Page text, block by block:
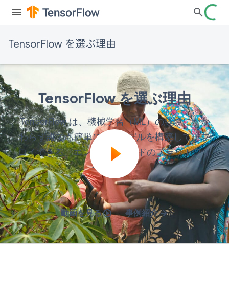
TensorFlow を選ぶ理由
TensorFlow を選ぶ理由
TensorFlow は、機械学習（ML）の経験にかか
わらず誰でも簡単に ML モデルを構築してデプ
ロイできる、エンドツーエンドのプラットフォ
ームです。
動画を見る 事例紹介
Airbnb
Coca
Cola
Deepmind
GE
Healthcare
Google Intel
NERSC Twitter